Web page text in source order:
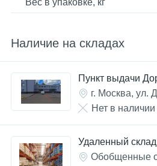
Вес в упаковке, кг
Наличие на складах
Пункт выдачи
г. Москва, ул.
Нет в наличии
Удаленный склад
Обобщенные